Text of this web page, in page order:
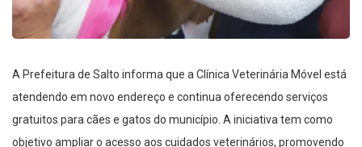
A Prefeitura de Salto informa que a Clínica Veterinária Móvel está
atendendo em novo endereço e continua oferecendo serviços
gratuitos para cães e gatos do município. A iniciativa tem como
objetivo ampliar o acesso aos cuidados veterinários, promovendo